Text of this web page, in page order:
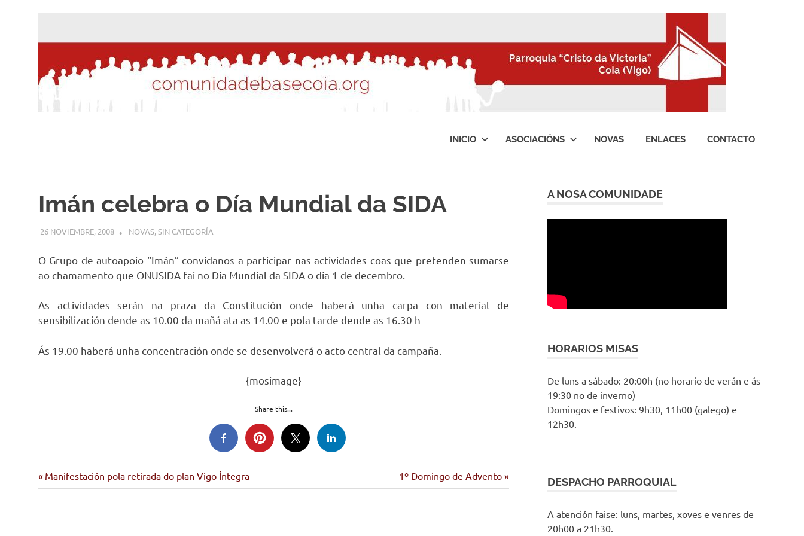
INICIO ASOCIACIÓNS NOVAS ENLACES CONTACTO
Imán celebra o Día Mundial da SIDA
26 NOVIEMBRE, 2008 DESARROLLO
NOVAS,SIN CATEGORÍA
O Grupo de autoapoio “Imán” convídanos a participar nas actividades coas que pretenden sumarse
ao chamamento que ONUSIDA fai no Día Mundial da SIDA o día 1 de decembro.
As actividades serán na praza da Constitución onde haberá unha carpa con material de
sensibilización dende as 10.00 da mañá ata as 14.00 e pola tarde dende as 16.30 h
Ás 19.00 haberá unha concentración onde se desenvolverá o acto central da campaña.
{mosimage}
Share this...
Navegación
Entrada
anterior:
Manifestación pola retirada do plan Vigo Íntegra
Siguiente
entrada:
1º Domingo de Advento
A NOSA COMUNIDADE
HORARIOS MISAS
De luns a sábado: 20:00h (no horario de verán e ás
19:30 no de inverno)
Domingos e festivos: 9h30, 11h00 (galego) e
12h30.
DESPACHO PARROQUIAL
A atención faise: luns, martes, xoves e venres de
20h00 a 21h30.